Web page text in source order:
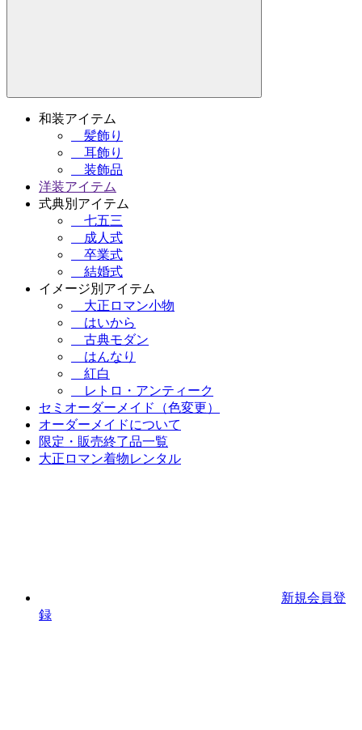
和装アイテム
髪飾り
耳飾り
装飾品
洋装アイテム
式典別アイテム
七五三
成人式
卒業式
結婚式
イメージ別アイテム
大正ロマン小物
はいから
古典モダン
はんなり
紅白
レトロ・アンティーク
セミオーダーメイド（色変更）
オーダーメイドについて
限定・販売終了品一覧
大正ロマン着物レンタル
新規会員登
録